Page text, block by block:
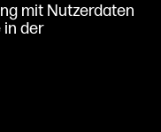
mit Nutzerdaten
in der